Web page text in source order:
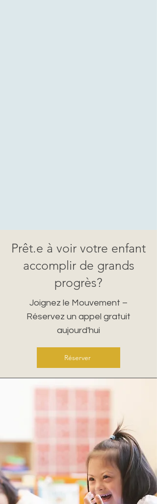
Prêt.e à voir votre enfant
accomplir de grands
progrès?
Joignez le Mouvement –
Réservez un appel gratuit
aujourd'hui
Réserver